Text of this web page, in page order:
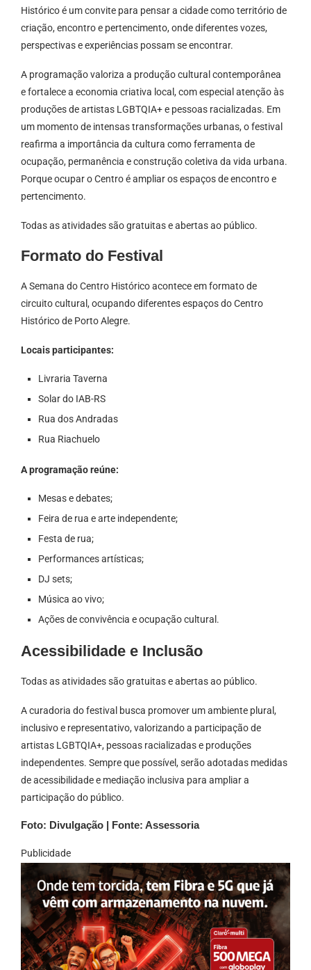
Histórico é um convite para pensar a cidade como território de
criação, encontro e pertencimento, onde diferentes vozes,
perspectivas e experiências possam se encontrar.
A programação valoriza a produção cultural contemporânea
e fortalece a economia criativa local, com especial atenção às
produções de artistas LGBTQIA+ e pessoas racializadas. Em
um momento de intensas transformações urbanas, o festival
reafirma a importância da cultura como ferramenta de
ocupação, permanência e construção coletiva da vida urbana.
Porque ocupar o Centro é ampliar os espaços de encontro e
pertencimento.
Todas as atividades são gratuitas e abertas ao público.
Formato do Festival
A Semana do Centro Histórico acontece em formato de
circuito cultural, ocupando diferentes espaços do Centro
Histórico de Porto Alegre.
Locais participantes:
Livraria Taverna
Solar do IAB-RS
Rua dos Andradas
Rua Riachuelo
A programação reúne:
Mesas e debates;
Feira de rua e arte independente;
Festa de rua;
Performances artísticas;
DJ sets;
Música ao vivo;
Ações de convivência e ocupação cultural.
Acessibilidade e Inclusão
Todas as atividades são gratuitas e abertas ao público.
A curadoria do festival busca promover um ambiente plural,
inclusivo e representativo, valorizando a participação de
artistas LGBTQIA+, pessoas racializadas e produções
independentes. Sempre que possível, serão adotadas medidas
de acessibilidade e mediação inclusiva para ampliar a
participação do público.
Foto: Divulgação | Fonte: Assessoria
Publicidade